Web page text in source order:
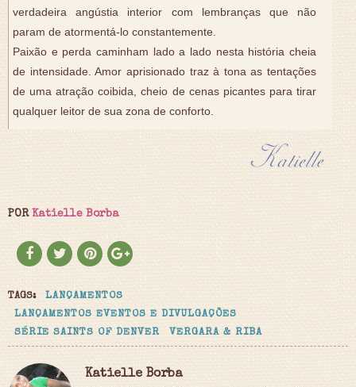
verdadeira angústia interior com lembranças que não
param de atormentá-lo constantemente.
Paixão e perda caminham lado a lado nesta história cheia
de intensidade. Amor aprisionado traz à tona as tentações
de uma atração coibida, cheio de cenas picantes para tirar
qualquer leitor de sua zona de conforto.
POR Katielle Borba
TAGS:
LANÇAMENTOS
LANÇAMENTOS EVENTOS E DIVULGAÇÕES
SÉRIE SAINTS OF DENVER
VERGARA & RIBA
Katielle Borba